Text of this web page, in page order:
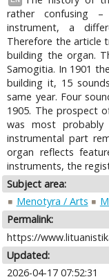
rather confusing
instrument, a
Therefore the article
building the organ.
Samogitia. In 1901
building it, 15
same year. Four
1905. The prospect
was most
instrumental part
organ reflects
instruments, the
Subject area:
Menotyra / Arts
Permalink:
https://
Updated:
2026-04-17 07:52:31